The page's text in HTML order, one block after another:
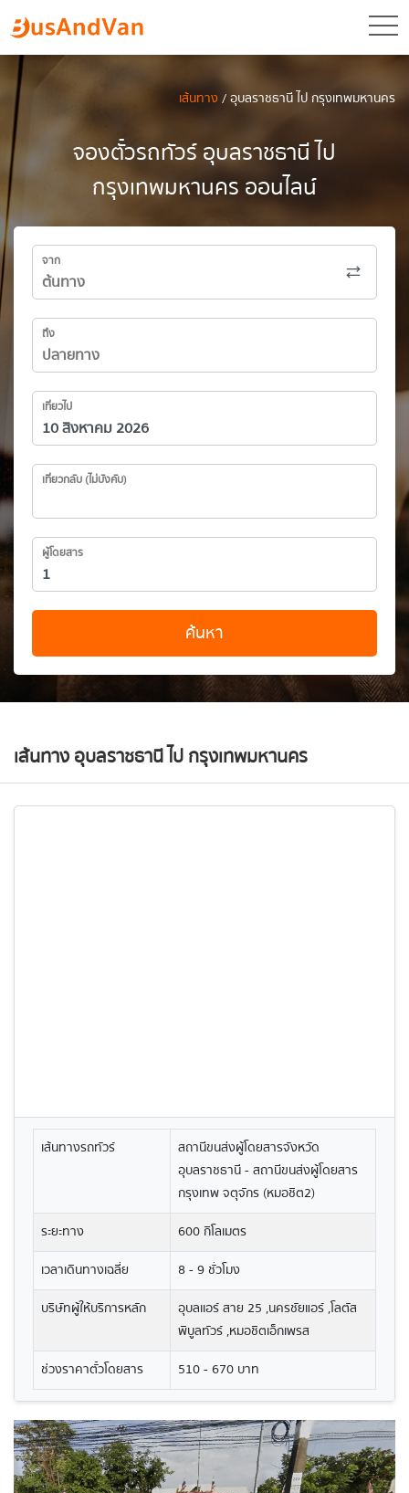
เส้นทาง/ อุบลราชธานี ไป กรุงเทพมหานคร
จองตั๋วรถทัวร์ อุบลราชธานี ไป
กรุงเทพมหานคร ออนไลน์
จาก
ถึง
เที่ยวไป
เที่ยวกลับ (ไม่บังคับ)
ผู้โดยสาร
ค้นหา
เส้นทาง อุบลราชธานี ไป กรุงเทพมหานคร
เส้นทางรถทัวร์
สถานีขนส่งผู้โดยสารจังหวัด
อุบลราชธานี - สถานีขนส่งผู้โดยสาร
กรุงเทพ จตุจักร (หมอชิต2)
ระยะทาง
600 กิโลเมตร
เวลาเดินทางเฉลี่ย
8 - 9 ชั่วโมง
บริษัทผู้ให้บริการหลัก
อุบลเเอร์ สาย 25 ,นครชัยแอร์ ,โลตัส
พิบูลทัวร์ ,หมอชิตเอ็กเพรส
ช่วงราคาตั๋วโดยสาร
510 - 670 บาท